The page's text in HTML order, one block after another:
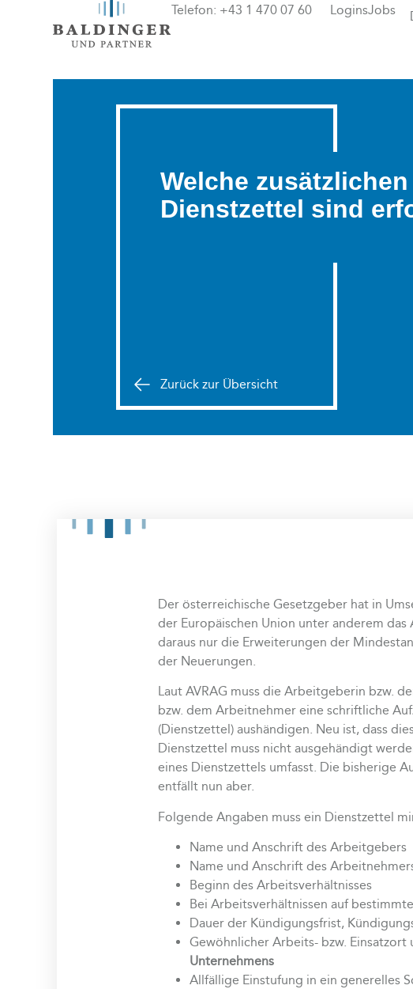
Telefon: +43 1 470 07 60 LoginsJobs
Welche
Dienstzettel sind
Zurück zur Übersicht
Der österreichische Gesetzgeber hat in
der Europäischen Union unter anderem
daraus nur die Erweiterungen der
der Neuerungen.
Laut AVRAG muss die Arbeitgeberin bzw.
bzw. dem Arbeitnehmer eine schriftliche
(Dienstzettel) aushändigen. Neu ist, dass
Dienstzettel muss nicht ausgehändigt
eines Dienstzettels umfasst. Die bisherige
entfällt nun aber.
Folgende Angaben muss ein Dienstzettel
Name und Anschrift des Arbeitgebers
Name und Anschrift des
Beginn des Arbeitsverhältnisses
Bei Arbeitsverhältnissen auf
Dauer der Kündigungsfrist,
Gewöhnlicher Arbeits- bzw.
Unternehmens
Allfällige Einstufung in ein generelles